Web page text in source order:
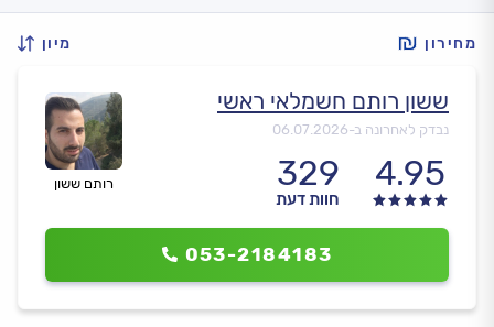
מחירון מיון
רותם ששון
ששון רותם חשמלאי ראשי
נבדק לאחרונה ב-06.07.2026
4.95
329
חוות דעת
053-2184183